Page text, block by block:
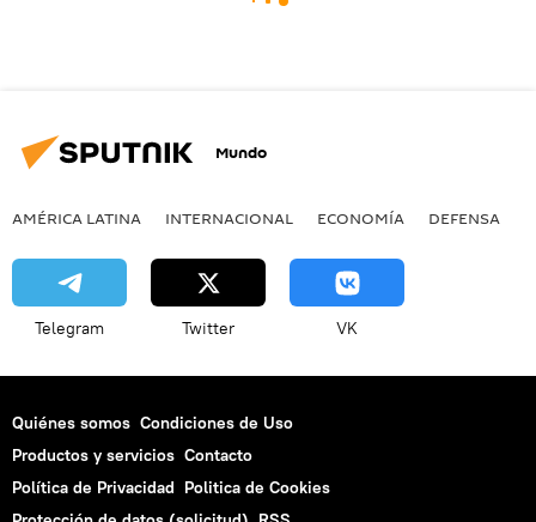
Mundo
AMÉRICA LATINA INTERNACIONAL ECONOMÍA DEFENSA
Telegram Twitter VK
Quiénes somos Condiciones de Uso
Productos y servicios Contacto
Política de Privacidad Politica de Cookies